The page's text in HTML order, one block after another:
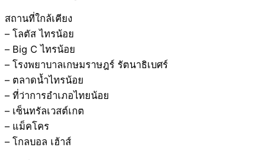
สถานที่ใกล้เคียง
– โลตัส ไทรน้อย
– Big C ไทรน้อย
– โรงพยาบาลเกษมราษฎร์ รัตนาธิเบศร์
– ตลาดน้ำไทรน้อย
– ที่ว่าการอำเภอไทยน้อย
– เซ็นทรัลเวสต์เกต
– แม็คโคร
– โกลบอล เฮ้าส์